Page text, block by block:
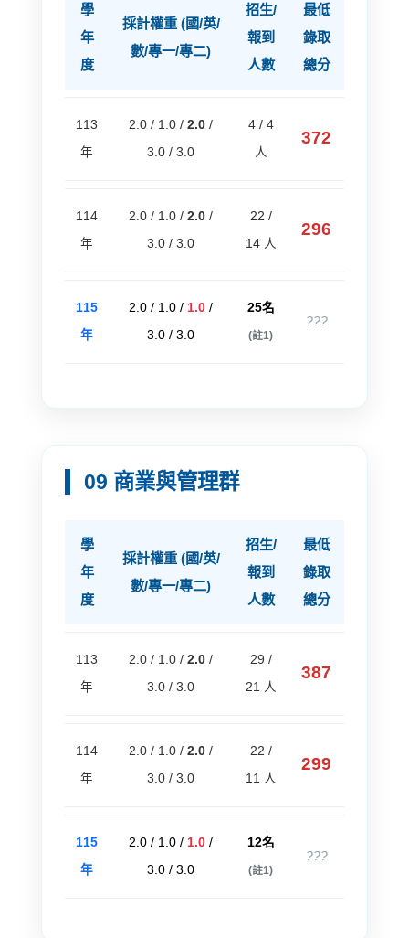
學
年
度
採計權重 (國/英/
數/專一/專二)
招生/
報到
人數
最低
錄取
總分
113
年
2.0 / 1.0 / 2.0 /
3.0 / 3.0
4 / 4
人
372
114
年
2.0 / 1.0 / 2.0 /
3.0 / 3.0
22 /
14 人
296
115
年
2.0 / 1.0 / 1.0 /
3.0 / 3.0
25名
(註1)
???
09 商業與管理群
學
年
度
採計權重 (國/英/
數/專一/專二)
招生/
報到
人數
最低
錄取
總分
113
年
2.0 / 1.0 / 2.0 /
3.0 / 3.0
29 /
21 人
387
114
年
2.0 / 1.0 / 2.0 /
3.0 / 3.0
22 /
11 人
299
115
年
2.0 / 1.0 / 1.0 /
3.0 / 3.0
12名
(註1)
???